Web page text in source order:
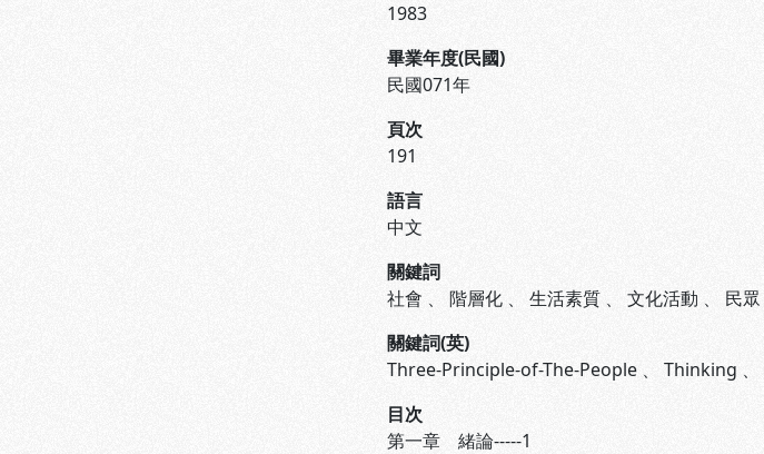
1983
畢業年度(民國)
民國071年
頁次
191
語言
中文
關鍵詞
社會 、 階層化 、 生活素質 、 文化活動 、 民眾
關鍵詞(英)
Three-Principle-of-The-People 、 Thinking 、
目次
第一章 緒論-----1